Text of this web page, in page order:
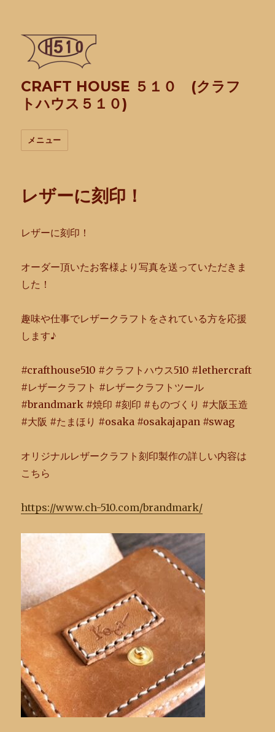
CRAFT HOUSE ５１０ (クラフ
トハウス５１０)
メニュー
レザーに刻印！
レザーに刻印！
オーダー頂いたお客様より写真を送っていただきま
した！
趣味や仕事でレザークラフトをされている方を応援
します♪
#crafthouse510 #クラフトハウス510 #lethercraft
#レザークラフト #レザークラフトツール
#brandmark #焼印 #刻印 #ものづくり #大阪玉造
#大阪 #たまほり #osaka #osakajapan #swag
オリジナルレザークラフト刻印製作の詳しい内容は
こちら
https://www.ch-510.com/brandmark/